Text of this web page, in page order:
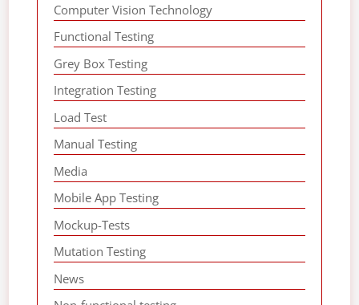
Computer Vision Technology
Functional Testing
Grey Box Testing
Integration Testing
Load Test
Manual Testing
Media
Mobile App Testing
Mockup-Tests
Mutation Testing
News